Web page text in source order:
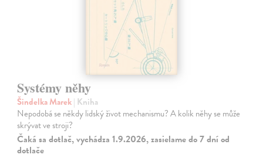
Systémy něhy
Šindelka Marek| Kniha
Nepodobá se někdy lidský život mechanismu? A kolik něhy se může
skrývat ve stroji?
Čaká sa dotlač, vychádza 1.9.2026, zasielame do 7 dní od
dotlače